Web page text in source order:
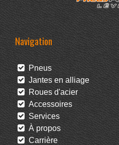
Navigation
Pneus
Jantes en alliage
Roues d'acier
Accessoires
Services
À propos
Carrière